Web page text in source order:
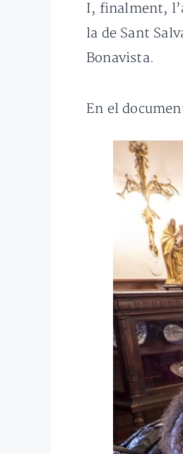
I, finalment,
la de Sant
Bonavista.
En el